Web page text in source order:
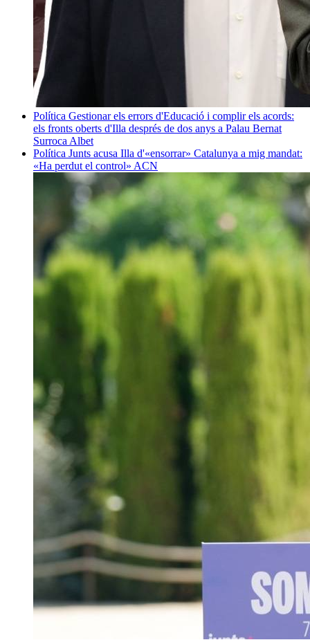
Política Gestionar els errors d'Educació i complir els acords:
els fronts oberts d'Illa després de dos anys a Palau Bernat
Surroca Albet
Política Junts acusa Illa d'«ensorrar» Catalunya a mig mandat:
«Ha perdut el control» ACN